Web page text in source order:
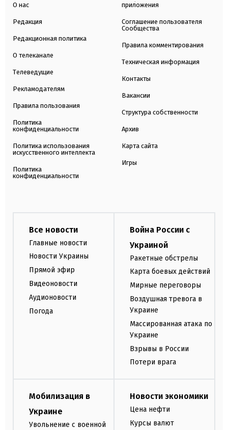
О нас
Редакция
Редакционная политика
О телеканале
Телеведущие
Рекламодателям
Правила пользования
Политика
конфиденциальности
Политика использования
искусственного интеллекта
Политика
конфиденциальности
приложения
Соглашение пользователя
Сообщества
Правила комментирования
Техническая информация
Контакты
Вакансии
Структура собственности
Архив
Карта сайта
Игры
Все новости
Главные новости
Новости Украины
Прямой эфир
Видеоновости
Аудионовости
Погода
Война России с
Украиной
Ракетные обстрелы
Карта боевых действий
Мирные переговоры
Воздушная тревога в
Украине
Массированная атака по
Украине
Взрывы в России
Потери врага
Мобилизация в
Украине
Увольнение с военной
Новости экономики
Цена нефти
Курсы валют